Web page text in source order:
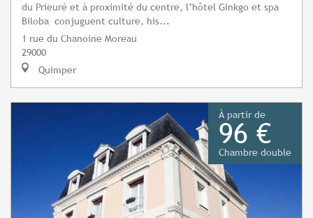
du Prieuré et à proximité du centre, l’hôtel Ginkgo et spa
Biloba conjuguent culture, his...
1 rue du Chanoine Moreau
29000
Quimper
À partir de
96 €
Chambre double